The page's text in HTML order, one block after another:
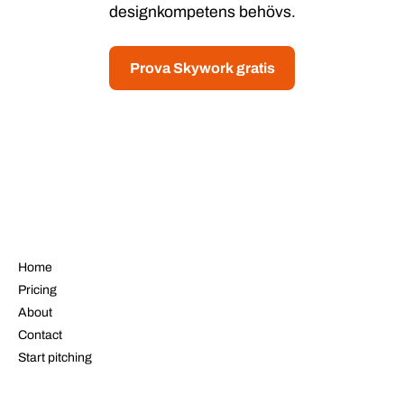
designkompetens behövs.
Prova Skywork gratis
Home
Pricing
About
Contact
Start pitching